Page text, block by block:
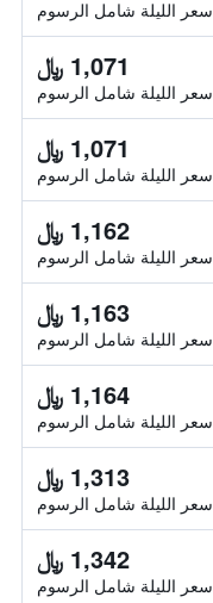
سعر الليلة شامل الرسوم
1,071 ﷼
سعر الليلة شامل الرسوم
1,071 ﷼
سعر الليلة شامل الرسوم
1,162 ﷼
سعر الليلة شامل الرسوم
1,163 ﷼
سعر الليلة شامل الرسوم
1,164 ﷼
سعر الليلة شامل الرسوم
1,313 ﷼
سعر الليلة شامل الرسوم
1,342 ﷼
سعر الليلة شامل الرسوم